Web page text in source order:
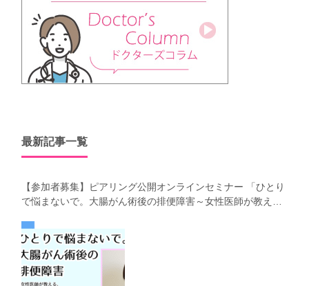
最新記事一覧
【参加者募集】ピアリング公開オンラインセミナー 「ひとり
で悩まないで。大腸がん術後の排便障害～女性医師が教え